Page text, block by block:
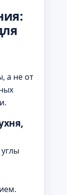
а не от